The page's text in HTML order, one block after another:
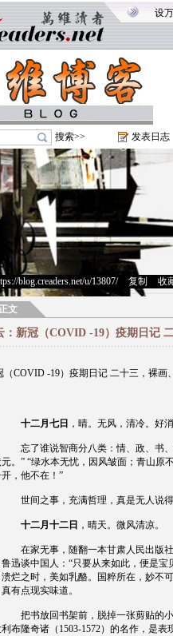
设
搜索>> 发表日志
blog.creaders.net/u/13807/> 复制 收
文
：新冠（COVID -19）疫期日记
（COVID -19）疫期日记 二十三，裸画
十二月七日 ，晴。无风，清冷。好
忘了谁说智商分八类：情、政、书
。” “绿水本无忧，因风皱面；青山原
，他不在！”
世间之事，充满哲理，真是无人说
十二月十二日 ，晴天。微风清凉。
在家无事，随翻一本甘肃人民出版
迅谈中国人：“只要从来如此，便是
烂之时，美如乳酪。国粹所在，妙不
有点现实味道。
把书放回书架前，脱掉一张剪贴的
布隆奇诸（ 1503-1572）的名作，是表